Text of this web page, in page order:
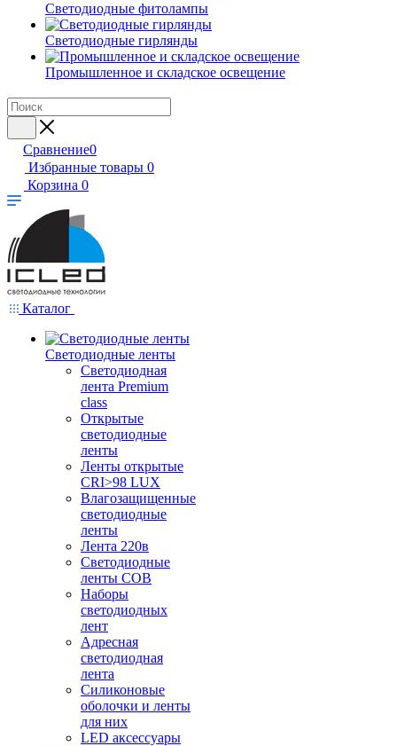
Светодиодные фитолампы
Светодиодные гирлянды
Промышленное и складское освещение
Сравнение0
Избранные товары 0
Корзина 0
Каталог
Светодиодные ленты
Светодиодная
лента Premium
class
Открытые
светодиодные
ленты
Ленты открытые
CRI>98 LUX
Влагозащищенные
светодиодные
ленты
Лента 220в
Светодиодные
ленты COB
Наборы
светодиодных
лент
Адресная
светодиодная
лента
Силиконовые
оболочки и ленты
для них
LED аксессуары